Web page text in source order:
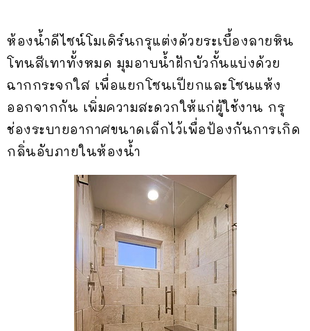
ห้องน้ำดีไซน์โมเดิร์นกรุแต่งด้วยระเบื้องลายหิน
โทนสีเทาทั้งหมด มุมอาบน้ำฝักบัวกั้นแบ่งด้วย
ฉากกระจกใส เพื่อแยกโซนเปียกและโซนแห้ง
ออกจากกัน เพิ่มความสะดวกให้แก่ผู้ใช้งาน กรุ
ช่องระบายอากาศขนาดเล็กไว้เพื่อป้องกันการเกิด
กลิ่นอับภายในห้องน้ำ